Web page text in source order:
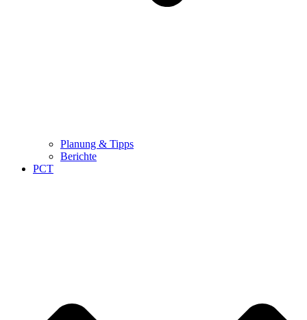
Planung & Tipps
Berichte
PCT